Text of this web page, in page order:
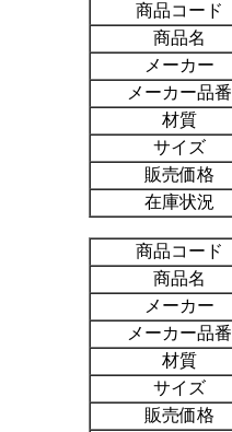
商品コード
商品名
メーカー
メーカー品番
材質
サイズ
販売価格
在庫状況
商品コード
商品名
メーカー
メーカー品番
材質
サイズ
販売価格